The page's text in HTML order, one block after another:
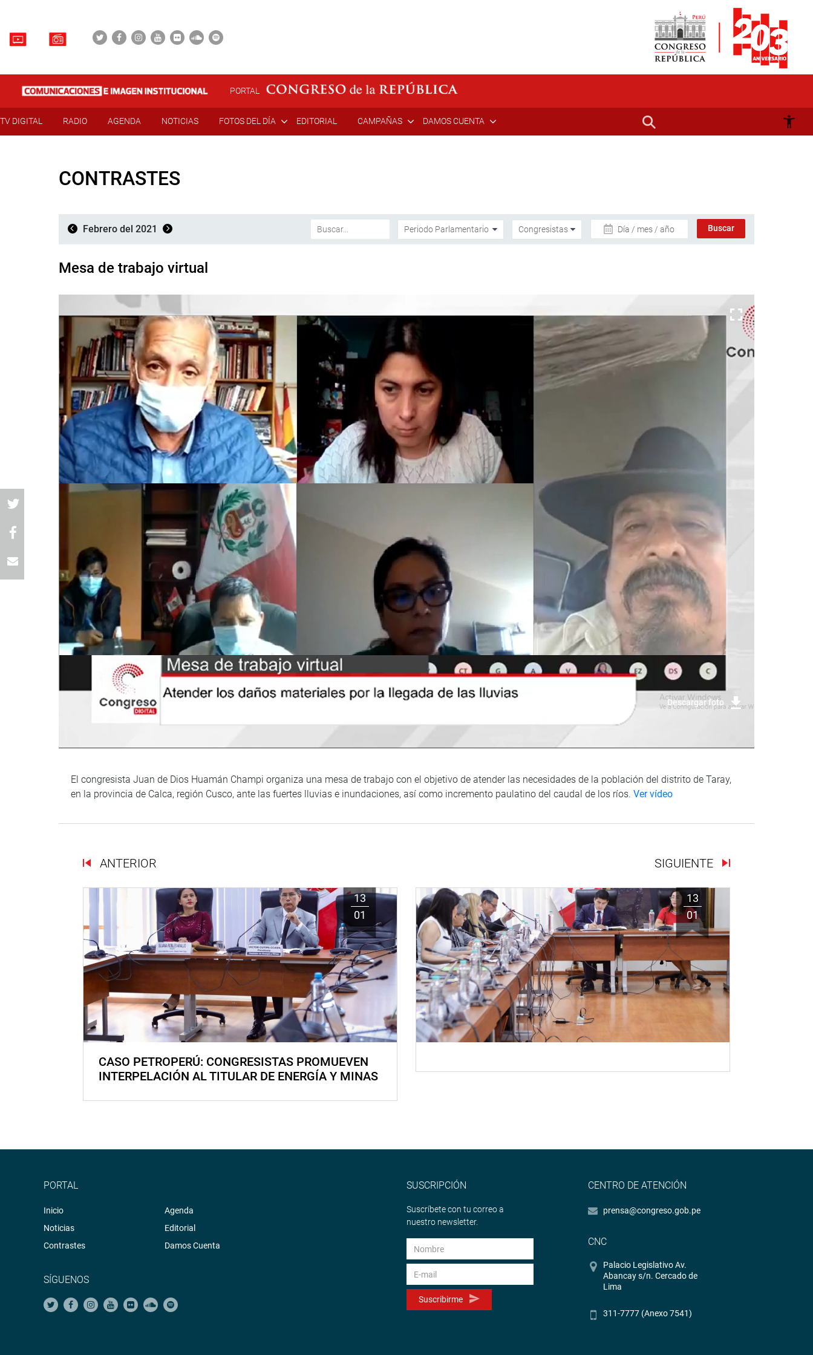
PORTAL
TV DIGITAL RADIO AGENDA NOTICIAS FOTOS DEL DÍA EDITORIAL CAMPAÑAS DAMOS CUENTA
CONTRASTES
Febrero del 2021 Día / mes / año
Mesa de trabajo virtual
Descargar foto
El congresista Juan de Dios Huamán Champi organiza una mesa de trabajo con el objetivo de atender las necesidades de la población del distrito de Taray,
en la provincia de Calca, región Cusco, ante las fuertes lluvias e inundaciones, así como incremento paulatino del caudal de los ríos. Ver vídeo
ANTERIOR SIGUIENTE
13
01
CASO PETROPERÚ: CONGRESISTAS PROMUEVEN
INTERPELACIÓN AL TITULAR DE ENERGÍA Y MINAS
13
01
PORTAL
Inicio
Noticias
Contrastes
Agenda
Editorial
Damos Cuenta
SÍGUENOS
SUSCRIPCIÓN
Suscríbete con tu correo a
nuestro newsletter.
Suscribirme
CENTRO DE ATENCIÓN
prensa@congreso.gob.pe
CNC
Palacio Legislativo Av.
Abancay s/n. Cercado de
Lima
311-7777 (Anexo 7541)